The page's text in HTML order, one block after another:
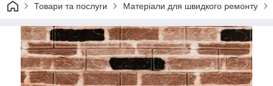
Товари та послуги Матеріали для швидкого ремонту